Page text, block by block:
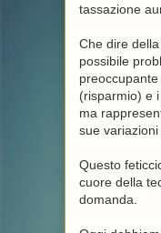
tassazione
Che dire
possibile
(risparmio) e
ma
sue variazioni
Questo
cuore della
domanda.